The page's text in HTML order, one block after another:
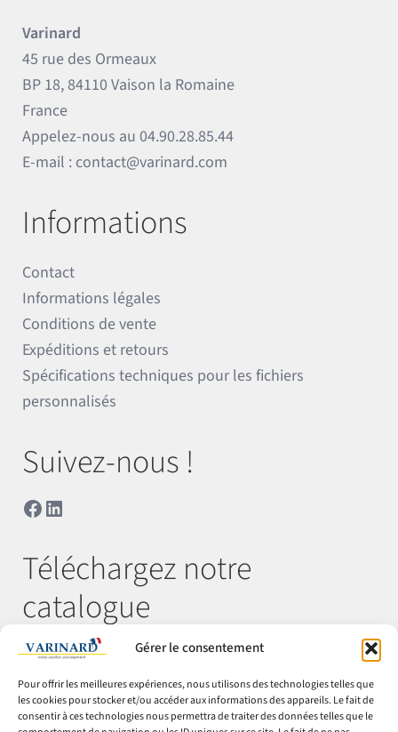
Gérer le consentement
Pour offrir les meilleures expériences, nous utilisons des technologies telles que
les cookies pour stocker et/ou accéder aux informations des appareils. Le fait de
consentir à ces technologies nous permettra de traiter des données telles que le
Varinard
45 rue des Ormeaux
BP 18, 84110 Vaison la Romaine
France
Appelez-nous au04.90.28.85.44
E-mail : contact@varinard.com
Informations
Contact
Informations légales
Conditions de vente
Expéditions et retours
Spécifications techniques pour les fichiers
personnalisés
Suivez-nous !
Facebook
LinkedIn
Téléchargez notre
catalogue